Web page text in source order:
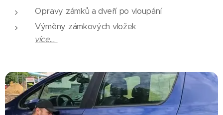
Opravy zámků a dveří po vloupání
Výměny zámkových vložek
více...